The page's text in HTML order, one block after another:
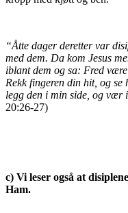
“Åtte dager deretter var
med dem. Da kom Jesus
iblant dem og sa: Fred
Rekk fingeren din hit, og se
legg den i min side, og vær
20:26-27)
c) Vi leser også at
Ham.